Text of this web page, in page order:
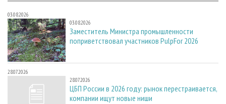
03.08.2026
03.08.2026
Заместитель Министра промышленности
поприветствовал участников PulpFor 2026
28.07.2026
28.07.2026
ЦБП России в 2026 году: рынок перестраивается,
компании ищут новые ниши